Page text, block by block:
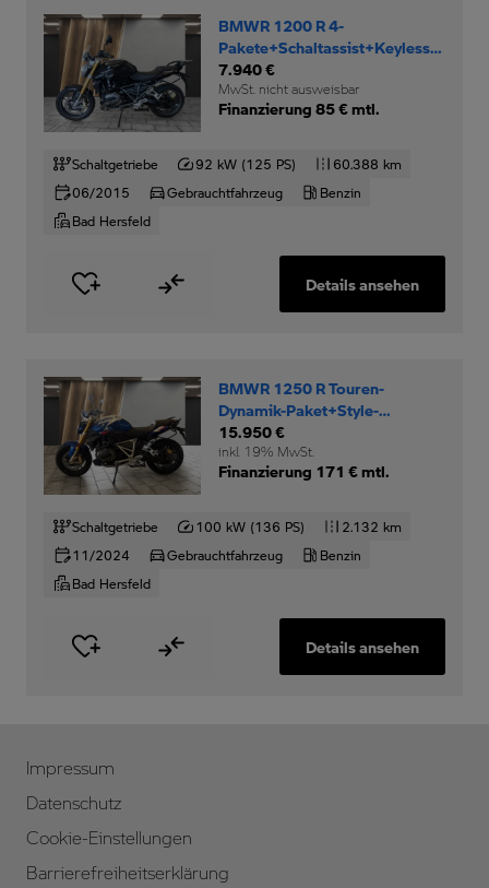
BMWR 1200 R 4-
Pakete+Schaltassist+Keyless-
Ride+
7.940 €
MwSt. nicht ausweisbar
Finanzierung 85 € mtl.
Schaltgetriebe 92 kW (125 PS)
60.388 km
06/2015
Gebrauchtfahrzeug
Benzin
Bad Hersfeld
Details ansehen
BMWR 1250 R Touren-
Dynamik-Paket+Style-
Sport+SZH+
15.950 €
inkl. 19% MwSt.
Finanzierung 171 € mtl.
Schaltgetriebe 100 kW (136 PS)
2.132 km
11/2024
Gebrauchtfahrzeug
Benzin
Bad Hersfeld
Details ansehen
Impressum
Datenschutz
Cookie-Einstellungen
Barrierefreiheitserklärung